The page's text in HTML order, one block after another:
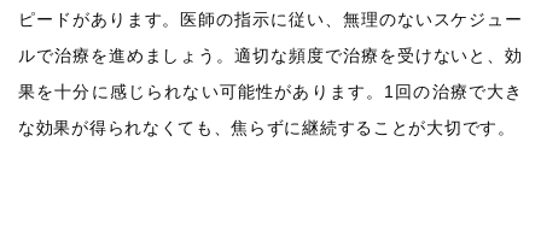
ピードがあります。医師の指示に従い、無理のないスケジュー
ルで治療を進めましょう。適切な頻度で治療を受けないと、効
果を十分に感じられない可能性があります。1回の治療で大き
な効果が得られなくても、焦らずに継続することが大切です。